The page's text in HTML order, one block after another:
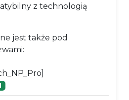
z technologią
jest także pod